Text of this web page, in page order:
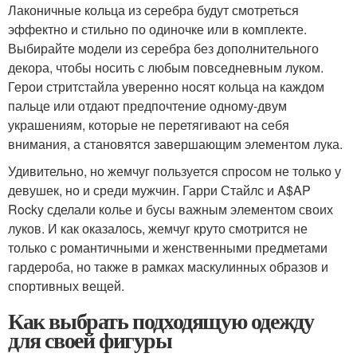
Лаконичные кольца из серебра будут смотреться
эффектно и стильно по одиночке или в комплекте.
Выбирайте модели из серебра без дополнительного
декора, чтобы носить с любым повседневным луком.
Герои стритстайла уверенно носят кольца на каждом
пальце или отдают предпочтение одному-двум
украшениям, которые не перетягивают на себя
внимания, а становятся завершающим элементом лука.
Удивительно, но жемчуг пользуется спросом не только у
девушек, но и среди мужчин. Гарри Стайлс и A$AP
Rocky сделали колье и бусы важным элементом своих
луков. И как оказалось, жемчуг круто смотрится не
только с романтичными и женственными предметами
гардероба, но также в рамках маскулинных образов и
спортивных вещей.
Как выбрать подходящую одежду
для своей фигуры